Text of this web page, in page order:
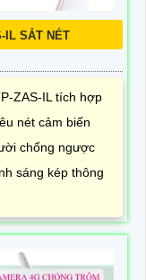
IL SẮT NÉT
ZAS-IL tích hợp
nét cảm biến
chống ngược
sáng kép thông